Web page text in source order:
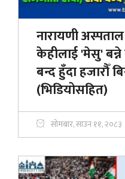
नारायणी
केहीलाई 'मेसु' बन्ने
बन्द हुँदा हजाराैँ
(भिडियोसहित)
सोमबार, साउन ११, २०८३